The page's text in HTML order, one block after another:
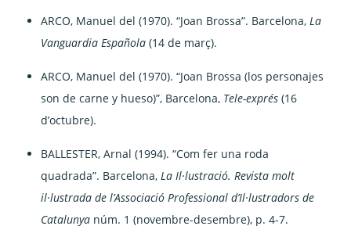
ARCO, Manuel del (1970). “Joan Brossa”. Barcelona,La
Vanguardia Española (14 de març).
ARCO, Manuel del (1970). “Joan Brossa (los personajes
son de carne y hueso)”, Barcelona, Tele-exprés(16
d’octubre).
BALLESTER, Arnal (1994). “Com fer una roda
quadrada”. Barcelona,La Il·lustració. Revista molt
il·lustrada de l’Associació Professional d’Il·lustradors de
Catalunya núm. 1 (novembre-desembre), p. 4-7.